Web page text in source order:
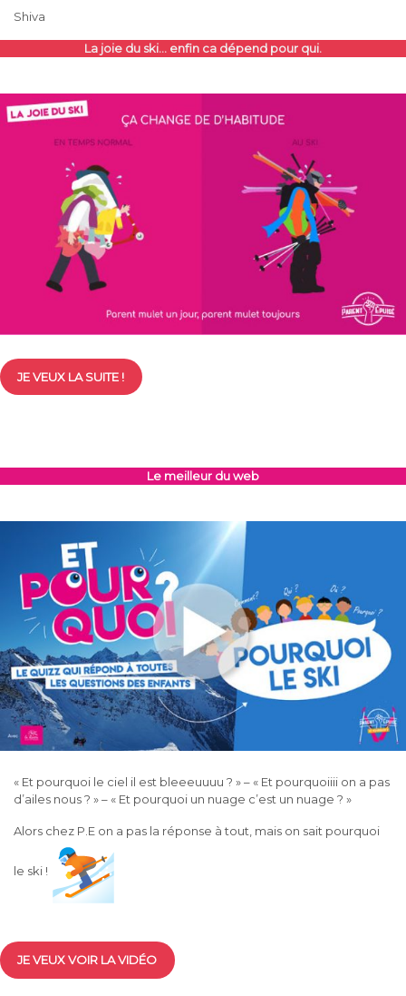
Shiva
La joie du ski… enfin ca dépend pour qui.
JE VEUX LA SUITE !
Le meilleur du web
« Et pourquoi le ciel il est bleeeuuuu ? » – « Et pourquoiiii on a pas
d’ailes nous ? » – « Et pourquoi un nuage c’est un nuage ? »
Alors chez P.E on a pas la réponse à tout, mais on sait pourquoi
le ski !
JE VEUX VOIR LA VIDÉO